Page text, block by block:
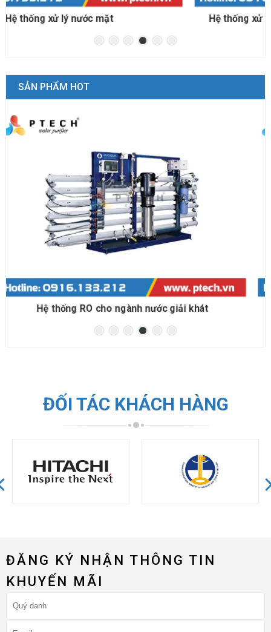
Hệ thống xử lý nước biển cho nuôi trồng thủy sản
SẢN PHẨM HOT
Hệ thống RO cho đóng bình đóng chai
ĐỐI TÁC KHÁCH HÀNG
ĐĂNG KÝ NHẬN THÔNG TIN
KHUYẾN MÃI